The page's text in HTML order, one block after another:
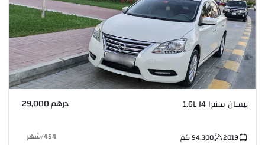
نيسان سنترا 1.6L I4 درهم 29,000
2019
94,300كم 454
/شهر